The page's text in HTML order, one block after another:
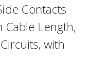
Contacts
Cable Length,
with